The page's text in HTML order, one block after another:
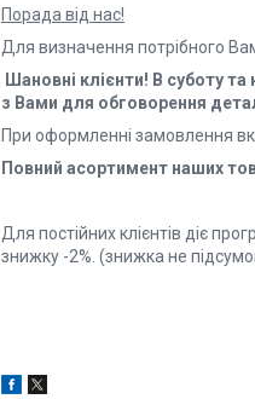
Порада від нас!
Для визначення потрібного
Шановні клієнти! В суботу
з Вами для обговорення
При оформленні замовлення
Повний асортимент наших
Для постійних клієнтів діє
знижку -2%. (знижка не